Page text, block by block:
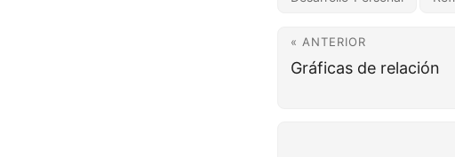
« ANTERIOR
Gráficas de relación